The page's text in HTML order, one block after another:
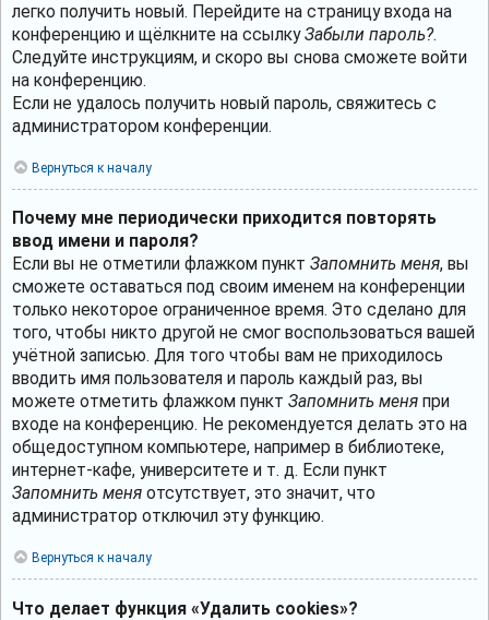
легко получить новый. Перейдите на страницу входа на
конференцию и щёлкните на ссылкуЗабыли пароль?.
Следуйте инструкциям, и скоро вы снова сможете войти
на конференцию.
Если не удалось получить новый пароль, свяжитесь с
администратором конференции.
Вернуться к началу
Почему мне периодически приходится повторять
ввод имени и пароля?
Если вы не отметили флажком пункт Запомнить меня, вы
сможете оставаться под своим именем на конференции
только некоторое ограниченное время. Это сделано для
того, чтобы никто другой не смог воспользоваться вашей
учётной записью. Для того чтобы вам не приходилось
вводить имя пользователя и пароль каждый раз, вы
можете отметить флажком пункт Запомнить меня при
входе на конференцию. Не рекомендуется делать это на
общедоступном компьютере, например в библиотеке,
интернет-кафе, университете и т. д. Если пункт
Запомнить меня отсутствует, это значит, что
администратор отключил эту функцию.
Вернуться к началу
Что делает функция «Удалить cookies»?